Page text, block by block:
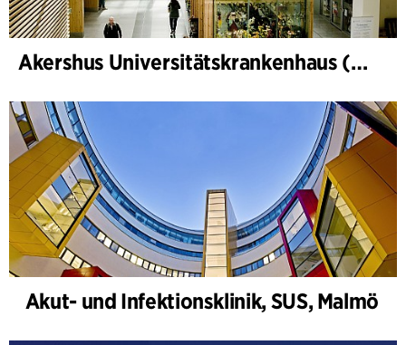
Akershus Universitätskrankenhaus (Nye Ahus)
Akut- und Infektionsklinik, SUS, Malmö